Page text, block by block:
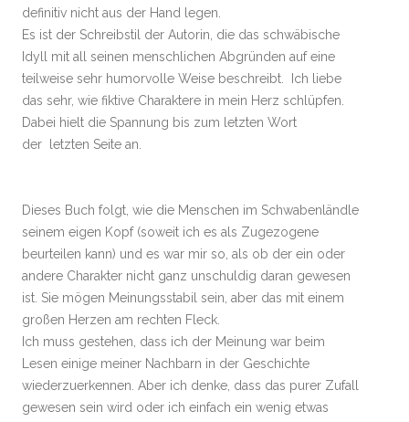
definitiv nicht aus der Hand legen.
Es ist der Schreibstil der Autorin, die das schwäbische
Idyll mit all seinen menschlichen Abgründen auf eine
teilweise sehr humorvolle Weise beschreibt. Ich liebe
das sehr, wie fiktive Charaktere in mein Herz schlüpfen.
Dabei hielt die Spannung bis zum letzten Wort
der letzten Seite an.
Dieses Buch folgt, wie die Menschen im Schwabenländle
seinem eigen Kopf (soweit ich es als Zugezogene
beurteilen kann) und es war mir so, als ob der ein oder
andere Charakter nicht ganz unschuldig daran gewesen
ist. Sie mögen Meinungsstabil sein, aber das mit einem
großen Herzen am rechten Fleck.
Ich muss gestehen, dass ich der Meinung war beim
Lesen einige meiner Nachbarn in der Geschichte
wiederzuerkennen. Aber ich denke, dass das purer Zufall
gewesen sein wird oder ich einfach ein wenig etwas